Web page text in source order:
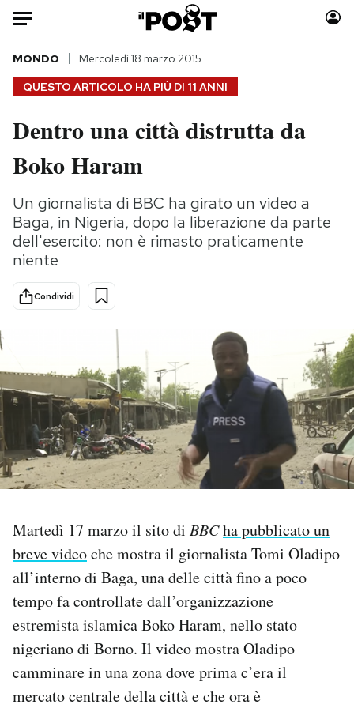
Auto
HOME
Italia
Politica
Tecnologia
Internet
Scienza
Cultura
Economia
Moda
Storie/Idee
Ok Boomer!
Media
PODCAST
NEWSLETTER
I MIEI PREFERITI
CALENDARIO
AREA PERSONALE
Area Personale
Newsletter
QUESTO ARTICOLO HA PIÙ DI 11 ANNI
MONDO Mercoledì 18 marzo 2015
Dentro una città distrutta da
Boko Haram
Un giornalista di BBC ha girato un video a
Baga, in Nigeria, dopo la liberazione da parte
dell'esercito: non è rimasto praticamente
niente
Condividi
Martedì 17 marzo il sito di BBCha pubblicato un
breve videoche mostra il giornalista Tomi Oladipo
all’interno di Baga, una delle città fino a poco
tempo fa controllate dall’organizzazione
estremista islamica Boko Haram, nello stato
nigeriano di Borno. Il video mostra Oladipo
camminare in una zona dove prima c’era il
mercato centrale della città e che ora è